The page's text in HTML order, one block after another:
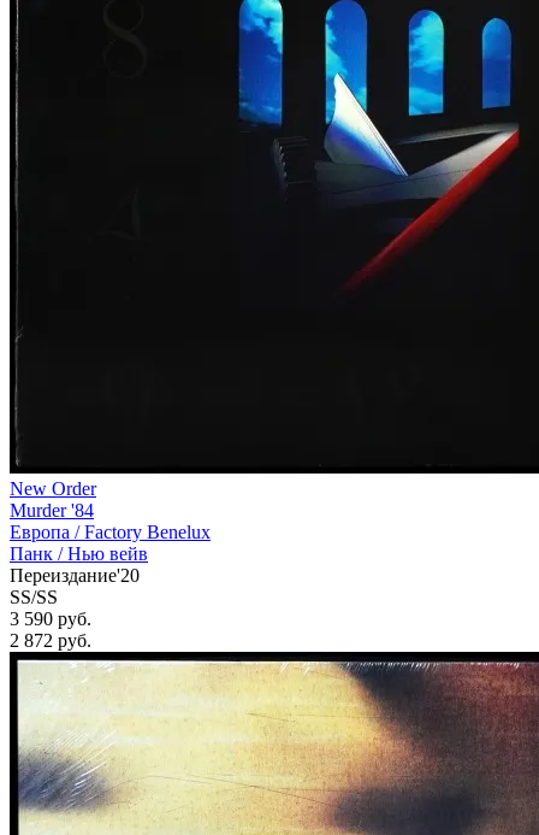
New Order
Murder '84
Европа /Factory Benelux
Панк / Нью вейв
Переиздание'20
SS/SS
3 590 руб.
2 872 руб.